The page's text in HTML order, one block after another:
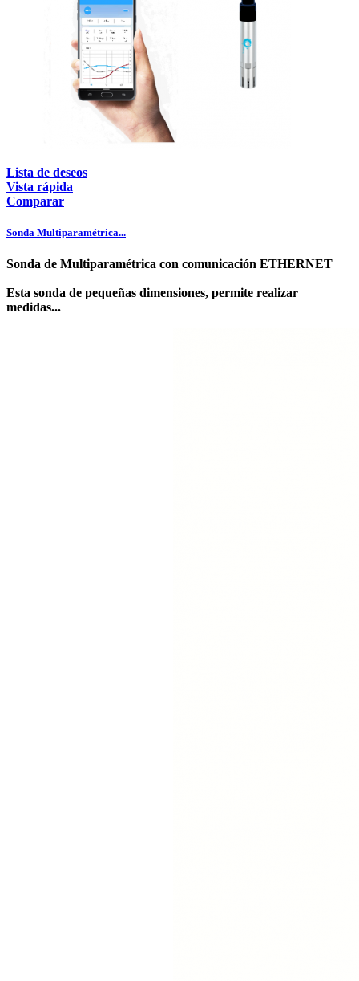
Lista de deseos
Vista rápida
Comparar
Sonda Multiparamétrica...
Sonda de Multiparamétrica con comunicación ETHERNET
Esta sonda de pequeñas dimensiones, permite realizar
medidas...